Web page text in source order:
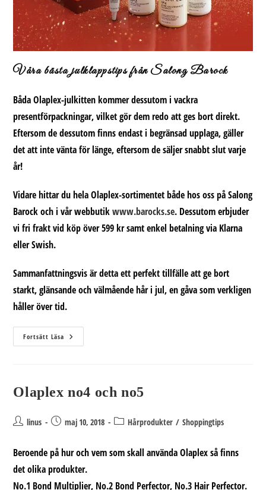
Våra bästa julklappstips från Salong Barock
Båda Olaplex-julkitten kommer dessutom i vackra
presentförpackningar, vilket gör dem redo att ges bort direkt.
Eftersom de dessutom finns endast i begränsad upplaga, gäller
det att inte vänta för länge, eftersom de säljer snabbt slut varje
år!
Vidare hittar du hela Olaplex-sortimentet både hos oss påSalong
Barockoch i vår webbutikwww.barocks.se. Dessutom erbjuder
vi fri frakt vid köp över 599 kr samt enkel betalning via Klarna
eller Swish.
Sammanfattningsvis är detta ett perfekt tillfälle att ge bort
starkt, glänsande och välmående hår i jul, en gåva som verkligen
håller över tid.
Fortsätt Läsa Ge
Håret
Olaplex
Julkit
Olaplex no4 och no5
Inläggsförfattare:
linus
Inläggetmaj 10, 2018 Inläggskategori:
Hårprodukter / Shoppingtips
Beroende på hur och vem som skall använda Olaplex så finns
det olika produkter.
No.1 Bond Multiplier, No.2 Bond Perfector, No.3 Hair Perfector.